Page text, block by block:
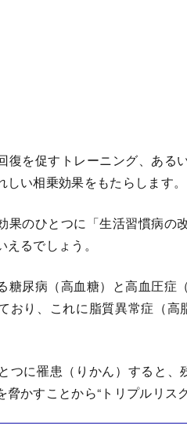
を促すトレーニング、ある
い相乗効果をもたらします。
のひとつに「生活習慣病の
るでしょう。
尿病（高血糖）と高血圧症
おり、これに脂質異常症（
つに罹患（りかん）すると
かすことから“トリプルリス